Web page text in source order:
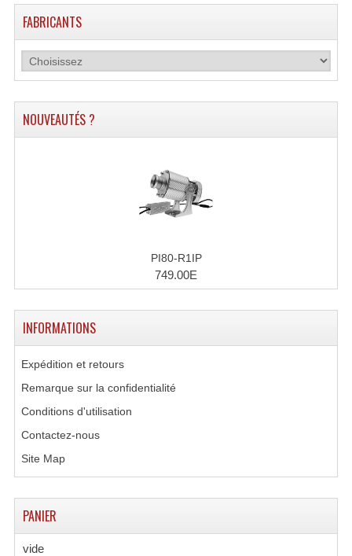
Lanceur De Flammes Et Cartouche De Gaz
Machines À Effet Brouillard
Machines À Mousse, Neige, Liquides
Liquide À Brouillard
Liquides À Fumée
FABRICANTS
NOUVEAUTÉS ?
PI80-R1IP
749.00E
INFORMATIONS
Expédition et retours
Remarque sur la confidentialité
Conditions d'utilisation
Contactez-nous
Site Map
PANIER
vide